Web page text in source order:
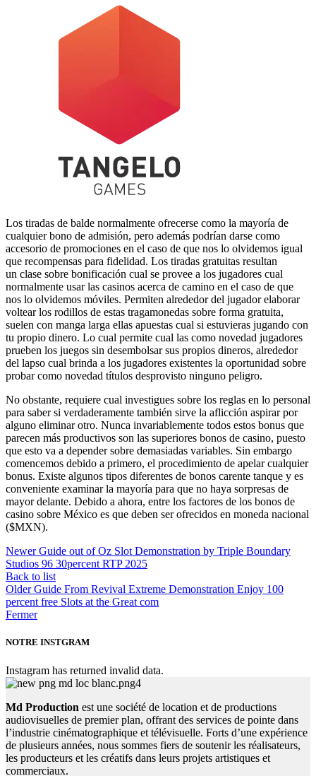
Los tiradas de balde normalmente ofrecerse como la mayoría de
cualquier bono de admisión, pero además podrían darse como
accesorio de promociones en el caso de que nos lo olvidemos igual
que recompensas para fidelidad. Los tiradas gratuitas resultan
un clase sobre bonificación cual se provee a los jugadores cual
normalmente usar las casinos acerca de camino en el caso de que
nos lo olvidemos móviles. Permiten alrededor del jugador elaborar
voltear los rodillos de estas tragamonedas sobre forma gratuita,
suelen con manga larga ellas apuestas cual si estuvieras jugando con
tu propio dinero. Lo cual permite cual las como novedad jugadores
prueben los juegos sin desembolsar sus propios dineros, alrededor
del lapso cual brinda a los jugadores existentes la oportunidad sobre
probar como novedad títulos desprovisto ninguno peligro.
No obstante, requiere cual investigues sobre los reglas en lo personal
para saber si verdaderamente también sirve la aflicción aspirar por
alguno eliminar otro. Nunca invariablemente todos estos bonus que
parecen más productivos son las superiores bonos de casino, puesto
que esto va a depender sobre demasiadas variables. Sin embargo
comencemos debido a primero, el procedimiento de apelar cualquier
bonus. Existe algunos tipos diferentes de bonos carente tanque y es
conveniente examinar la mayorí­a para que no haya sorpresas de
mayor delante. Debido a ahora, entre los factores de los bonos de
casino sobre México es que deben ser ofrecidos en moneda nacional
($MXN).
Newer Guide out of Oz Slot Demonstration by Triple Boundary
Studios 96 30percent RTP 2025
Back to list
Older Guide From Revival Extreme Demonstration Enjoy 100
percent free Slots at the Great com
Fermer
NOTRE INSTGRAM
Instagram has returned invalid data.
Md Production est une société de location et de productions
audiovisuelles de premier plan, offrant des services de pointe dans
l’industrie cinématographique et télévisuelle. Forts d’une expérience
de plusieurs années, nous sommes fiers de soutenir les réalisateurs,
les producteurs et les créatifs dans leurs projets artistiques et
commerciaux.